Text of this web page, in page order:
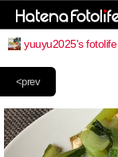
yuuyu2025's fotolife
<prev